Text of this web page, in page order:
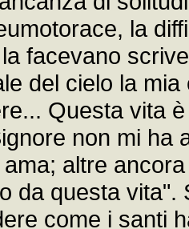
la
facevano
del cielo la
Questa vita
non mi ha
altre
da questa
come i santi